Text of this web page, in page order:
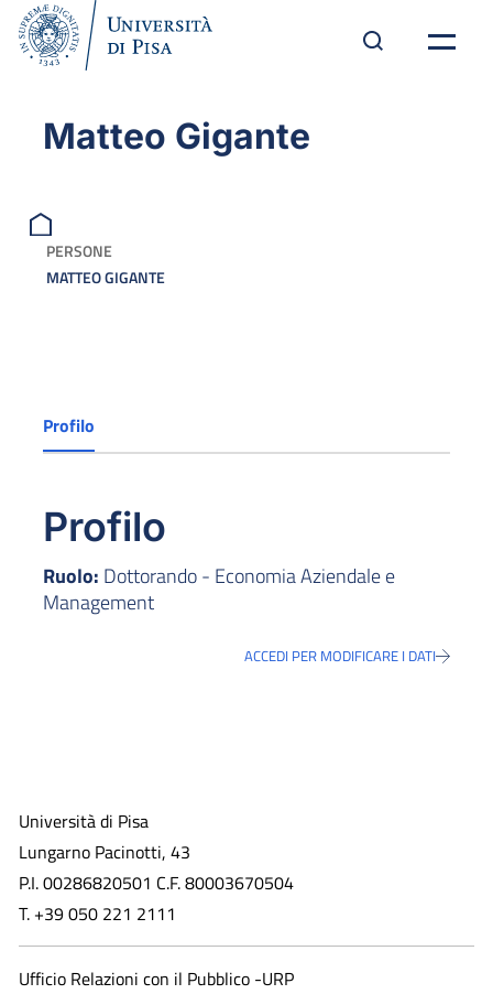
Matteo Gigante
PERSONE
MATTEO GIGANTE
Profilo
Profilo
Ruolo: Dottorando - Economia Aziendale e
Management
ACCEDI PER MODIFICARE I DATI
Università di Pisa
Lungarno Pacinotti, 43
P.I. 00286820501 C.F. 80003670504
T. +39 050 221 2111
Ufficio Relazioni con il Pubblico -URP